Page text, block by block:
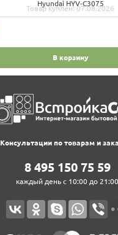
Hyundai HYV-C3075
Товар куплен: 07.08.2026
В корзину
Консультации по товарам и
8‍ 4‍9‍5‍ 1‍5‍0‍ 7‍5‍ 5‍9‍
каждый день с 10:00 до 21:00